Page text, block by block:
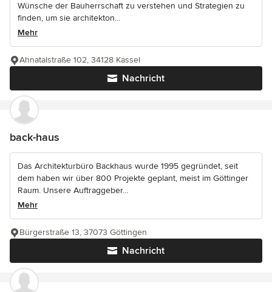
Wünsche der Bauherrschaft zu verstehen und Strategien zu
finden, um sie architekton...
Mehr
Nachricht
Ahnatalstraße 102, 34128 Kassel
back-haus
Das Architekturbüro Backhaus wurde 1995 gegründet, seit
dem haben wir über 800 Projekte geplant, meist im Göttinger
Raum. Unsere Auftraggeber...
Mehr
Nachricht
Bürgerstraße 13, 37073 Göttingen